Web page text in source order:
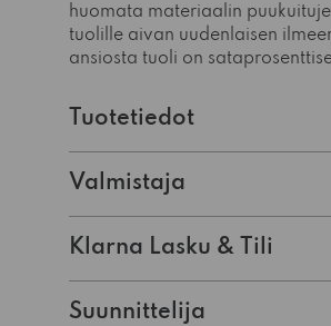
huomata materiaalin
tuolille aivan uudenlaisen
ansiosta tuoli on
Tuotetiedot
Valmistaja
Klarna Lasku & Tili
Suunnittelija